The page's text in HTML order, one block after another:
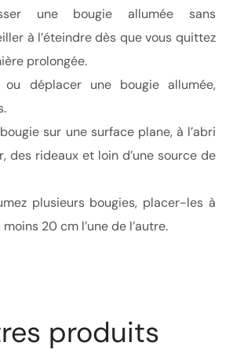
une bougie allumée sans
à l’éteindre dès que vous quittez
prolongée.
déplacer une bougie allumée,
sur une surface plane, à l’abri
des rideaux et loin d’une source de
plusieurs bougies, placer-les à
20 cm l’une de l’autre.
produits